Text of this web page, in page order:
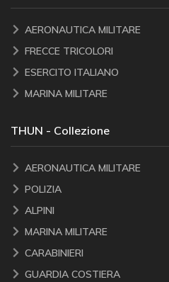
AERONAUTICA MILITARE
FRECCE TRICOLORI
ESERCITO ITALIANO
MARINA MILITARE
THUN - Collezione
AERONAUTICA MILITARE
POLIZIA
ALPINI
MARINA MILITARE
CARABINIERI
GUARDIA COSTIERA